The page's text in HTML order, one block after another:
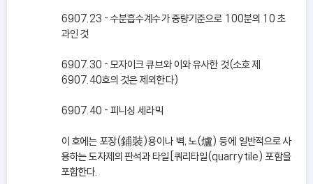
6907.23 - 수분흡수계수가 중량기준으로 100분의 10 초
과인 것
6907.30 - 모자이크 큐브와 이와 유사한 것(소호 제
6907.40호의 것은 제외한다)
6907.40 - 피니싱 세라믹
이 호에는 포장(鋪裝)용이나 벽, 노(爐) 등에 일반적으로 사
용하는 도자제의 판석과 타일[쿼리타일(quarry tile) 포함을
포함한다.